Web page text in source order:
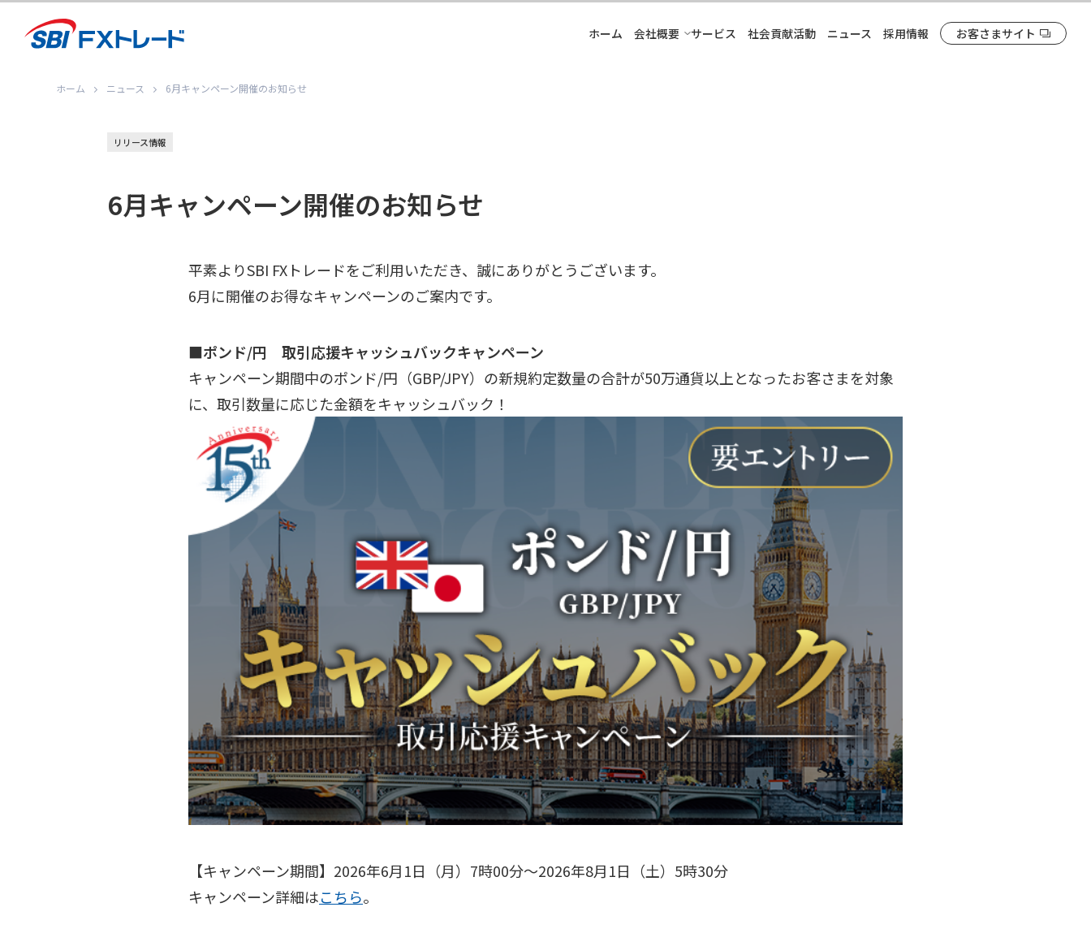
ホーム 会社概要 サービス 社会貢献活動 ニュース 採用情報 お客さまサイト
ホーム ニュース 6月キャンペーン開催のお知らせ
リリース情報
6月キャンペーン開催のお知らせ
平素よりSBI FXトレードをご利用いただき、誠にありがとうございます。
6月に開催のお得なキャンペーンのご案内です。
■ポンド/円 取引応援キャッシュバックキャンペーン
キャンペーン期間中のポンド/円（GBP/JPY）の新規約定数量の合計が50万通貨以上となったお客さまを対象
に、取引数量に応じた金額をキャッシュバック！
【キャンペーン期間】2026年6月1日（月）7時00分～2026年8月1日（土）5時30分
キャンペーン詳細はこちら。